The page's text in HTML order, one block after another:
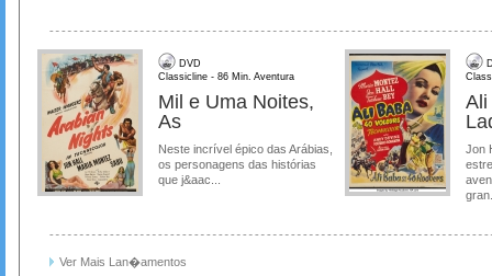
DVD
Classicline - 86 Min. Aventura
Mil e Uma Noites,
As
Neste incrível épico das Arábias,
os personagens das histórias
que j&aac...
Ali
Jon
Ver Mais Lan�amentos